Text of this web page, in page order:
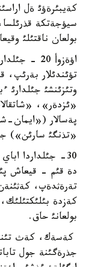
كةيبئرةؤئ ةل
سيؤجةتكة
بولعان ناقتئلئ
اؤةزوأ 20
تؤئندئلار بةرئپ،
وتئزئنشئ جئلدارئ
«ئزدةر»،
پةسالار
«تذنگئ سارئن»)
30- جئلداردا
دة قئم - قيعاش
تةرةثدةپ،
كةزدة
بولعانئ حاق.
كةسةك، كةث
جذرةگئنة جول